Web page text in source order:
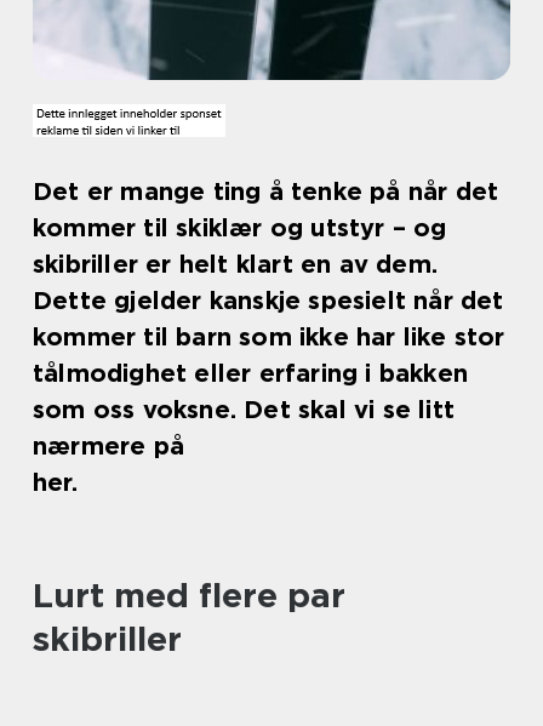
Det er mange ting å tenke på når det
kommer til skiklær og utstyr – og
skibriller er helt klart en av dem.
Dette gjelder kanskje spesielt når det
kommer til barn som ikke har like stor
tålmodighet eller erfaring i bakken
som oss voksne. Det skal vi se litt
nærmere på
her.
Lurt med flere par
skibriller